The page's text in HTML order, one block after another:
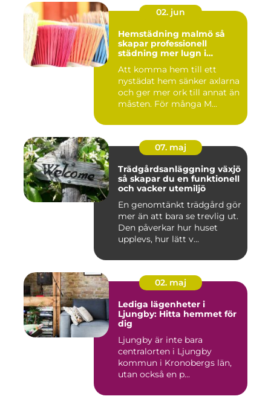
02. jun
Hemstädning malmö så
skapar professionell
städning mer lugn i
Att komma hem till ett
nystädat hem sänker axlarna
och ger mer ork till annat än
måsten. För många M...
07. maj
Trädgårdsanläggning växjö
så skapar du en funktionell
och vacker utemiljö
En genomtänkt trädgård gör
mer än att bara se trevlig ut.
Den påverkar hur huset
upplevs, hur lätt v...
02. maj
Lediga lägenheter i
Ljungby: Hitta hemmet för
dig
Ljungby är inte bara
centralorten i Ljungby
kommun i Kronobergs län,
utan också en p...